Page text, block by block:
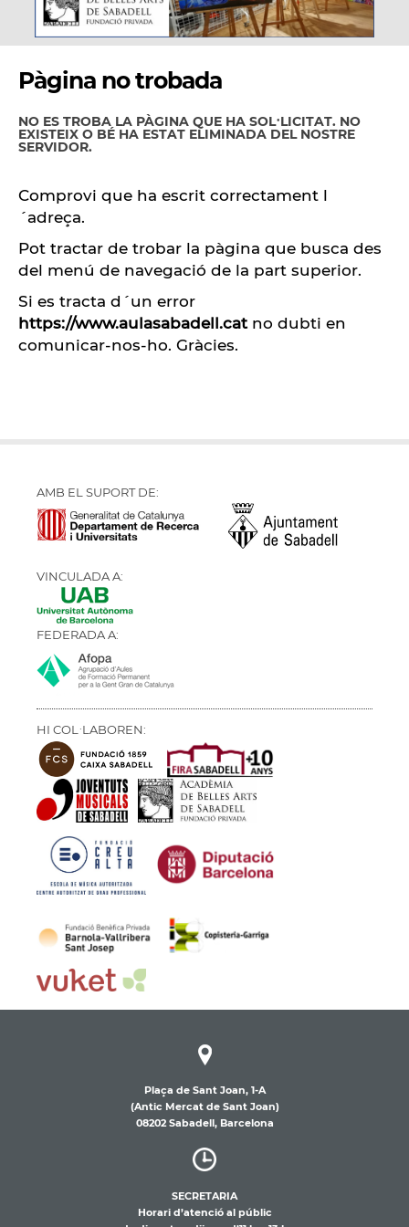
Pàgina no trobada
NO ES TROBA LA PÀGINA QUE HA SOL·LICITAT. NO
EXISTEIX O BÉ HA ESTAT ELIMINADA DEL NOSTRE
SERVIDOR.
Comprovi que ha escrit correctament l
´adreça.
Pot tractar de trobar la pàgina que busca des
del menú de navegació de la part superior.
Si es tracta d´un error
https://www.aulasabadell.catno dubti en
comunicar-nos-ho. Gràcies.
AMB EL SUPORT DE:
VINCULADA A:
FEDERADA A:
HI COL·LABOREN:
Plaça de Sant Joan, 1-A
(Antic Mercat de Sant Joan)
08202 Sabadell, Barcelona
SECRETARIA
Horari d’atenció al públic